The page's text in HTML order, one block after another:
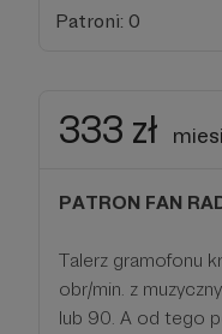
Patroni: 0
333 zł
PATRON FAN
Talerz gramofonu
obr/min. z
lub 90. A od tego